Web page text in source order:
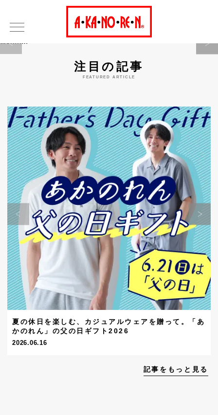
Warning
注目の記事
FEATURED ARTICLE
夏の休日を楽しむ、カジュアルウェアを贈って。「あ
かのれん」の父の日ギフト2026
2026.06.16
記事をもっと見る